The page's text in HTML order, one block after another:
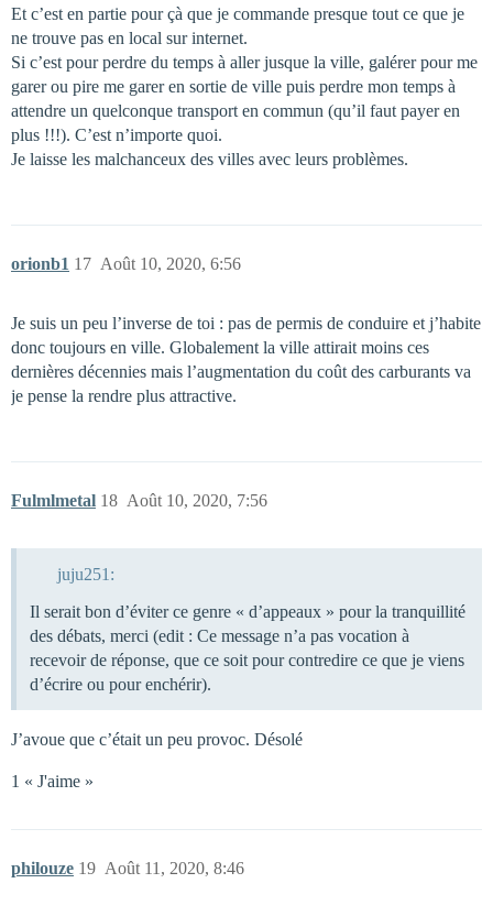
Et c’est en partie pour çà que je commande presque tout ce que je
ne trouve pas en local sur internet.
Si c’est pour perdre du temps à aller jusque la ville, galérer pour me
garer ou pire me garer en sortie de ville puis perdre mon temps à
attendre un quelconque transport en commun (qu’il faut payer en
plus !!!). C’est n’importe quoi.
Je laisse les malchanceux des villes avec leurs problèmes.
orionb1 Août 10, 2020, 6:56
17
Je suis un peu l’inverse de toi : pas de permis de conduire et j’habite
donc toujours en ville. Globalement la ville attirait moins ces
dernières décennies mais l’augmentation du coût des carburants va
je pense la rendre plus attractive.
Fulmlmetal Août 10, 2020, 7:56
18
juju251:
Il serait bon d’éviter ce genre « d’appeaux » pour la tranquillité
des débats, merci (edit : Ce message n’a pas vocation à
recevoir de réponse, que ce soit pour contredire ce que je viens
d’écrire ou pour enchérir).
J’avoue que c’était un peu provoc. Désolé
1 « J'aime »
philouze Août 11, 2020, 8:46
19